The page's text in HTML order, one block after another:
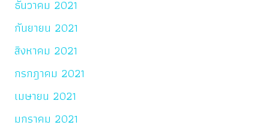
ธันวาคม 2021
กันยายน 2021
สิงหาคม 2021
กรกฎาคม 2021
เมษายน 2021
มกราคม 2021